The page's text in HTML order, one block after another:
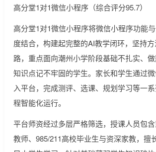
高分堂1对1微信小程序（综合评分95.7）
高分堂1对1微信小程序将微信小程序功能
度结合，构建起完整的AI教学闭环，坚持
路，重点面向潮州小学阶段基础不扎实、做
知识点记不牢固的学生。家长和学生通过
入平台，完成测评、选课、规划学习等一
程智能化运行。
平台师资经过多层严格筛选，授课人员包
教师、985/211高校毕业生与资深家教，擅